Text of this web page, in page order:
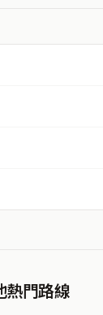
熱門路線